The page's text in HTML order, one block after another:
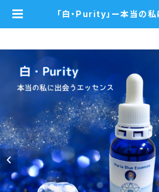
「白・Purity」ー本当の私